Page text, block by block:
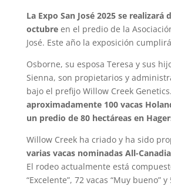
La Expo San José 2025 se realizará
octubreen el predio de la
José. Este año la exposición
Osborne, su esposa Teresa y sus
Sienna, son propietarios y
bajo el prefijo Willow Creek Genetics.
aproximadamente 100 vacas
un predio de 80 hectáreas en
Willow Creek ha criado y ha sido
varias vacas nominadas All-
El rodeo actualmente está
“Excelente”, 72 vacas “Muy bueno”